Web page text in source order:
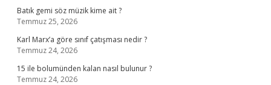
Batık gemi söz müzik kime ait ?
Temmuz 25, 2026
Karl Marx’a göre sınıf çatışması nedir ?
Temmuz 24, 2026
15 ile bolumünden kalan nasıl bulunur ?
Temmuz 24, 2026